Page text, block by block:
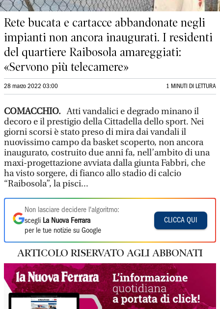
Rete bucata e cartacce abbandonate negli
impianti non ancora inaugurati. I residenti
del quartiere Raibosola amareggiati:
«Servono più telecamere»
28 marzo 2022 03:00 1 MINUTI DI LETTURA
COMACCHIO.Atti vandalici e degrado minano il
decoro e il prestigio della Cittadella dello sport. Nei
giorni scorsi è stato preso di mira dai vandali il
nuovissimo campo da basket scoperto, non ancora
inaugurato, costruito due anni fa, nell’ambito di una
maxi-progettazione avviata dalla giunta Fabbri, che
ha visto sorgere, di fianco allo stadio di calcio
“Raibosola”, la pisci...
Non lasciare decidere l'algoritmo:
scegli La Nuova Ferrara
per le tue notizie su Google
CLICCA QUI
ARTICOLO RISERVATO AGLI ABBONATI